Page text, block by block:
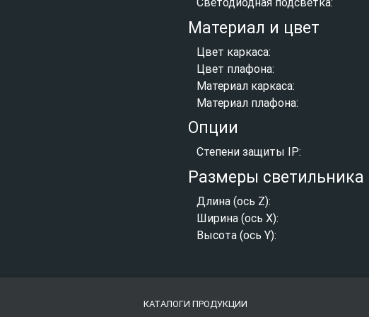
Материал и цвет
Цвет каркаса:
Цвет плафона:
Материал каркаса:
Материал плафона:
Опции
Степени защиты IP:
Размеры светильника
Длина (ось Z):
Ширина (ось X):
Высота (ось Y):
КАТАЛОГИ ПРОДУКЦИИ